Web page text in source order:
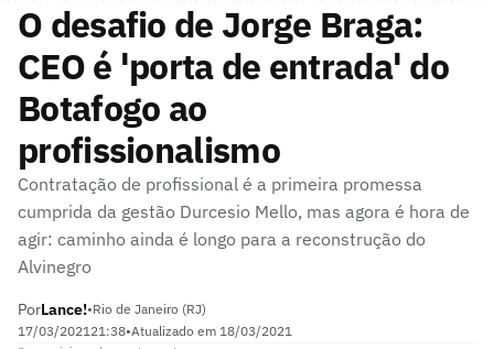
O desafio de Jorge Braga:
CEO é 'porta de entrada' do
Botafogo ao
profissionalismo
Contratação de profissional é a primeira promessa
cumprida da gestão Durcesio Mello, mas agora é hora de
agir: caminho ainda é longo para a reconstrução do
Alvinegro
PorLance!•Rio de Janeiro (RJ)
17/03/202121:38•Atualizado em 18/03/2021